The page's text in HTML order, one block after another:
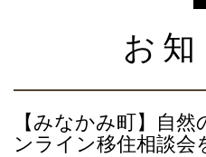
お
【みなかみ町】自
ンライン移住相談会